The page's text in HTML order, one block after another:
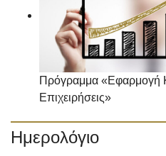
Πρόγραμμα «Εφαρμογή
Επιχειρήσεις»
Ημερολόγιο